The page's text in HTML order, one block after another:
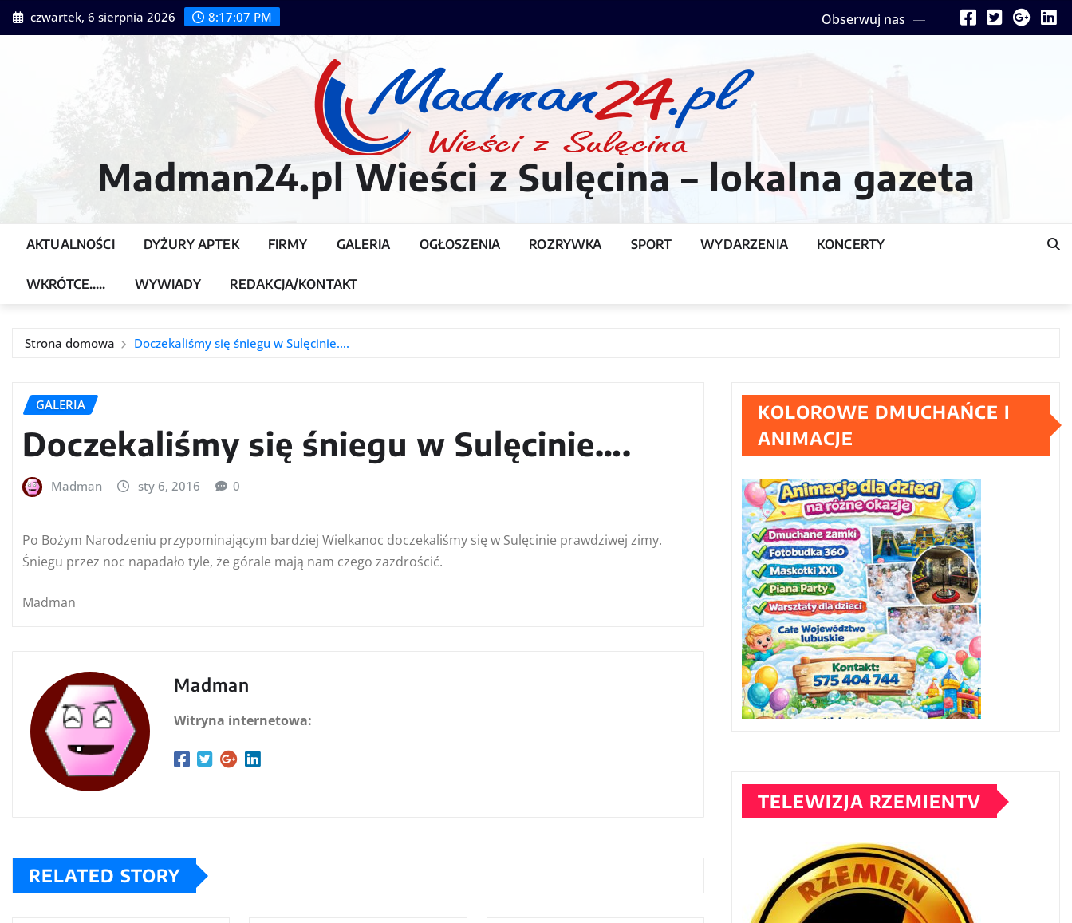
Przejdź
do
czwartek, 6 sierpnia 2026 8:17:08 PM Obserwuj nas
Madman24.pl Wieści z Sulęcina – lokalna gazeta
AKTUALNOŚCI DYŻURY APTEK FIRMY GALERIA OGŁOSZENIA ROZRYWKA SPORT WYDARZENIA KONCERTY
WKRÓTCE….. WYWIADY REDAKCJA/KONTAKT
Strona domowa Doczekaliśmy się śniegu w Sulęcinie….
GALERIA
Doczekaliśmy się śniegu w Sulęcinie….
Madman sty 6, 2016 0
Po Bożym Narodzeniu przypominającym bardziej Wielkanoc doczekaliśmy się w Sulęcinie prawdziwej zimy.
Śniegu przez noc napadało tyle, że górale mają nam czego zazdrościć.
Madman
Madman
Witryna internetowa:
RELATED STORY
KOLOROWE DMUCHAŃCE I
ANIMACJE
TELEWIZJA RZEMIENTV